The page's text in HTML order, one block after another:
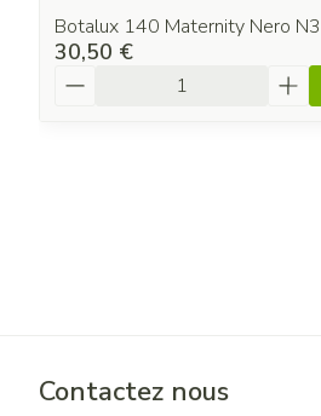
Botalux 140 Maternity Nero N3
30,50 €
Contactez nous